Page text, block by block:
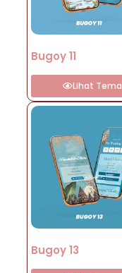
Bugoy 11
Lihat Tema
Bugoy 13